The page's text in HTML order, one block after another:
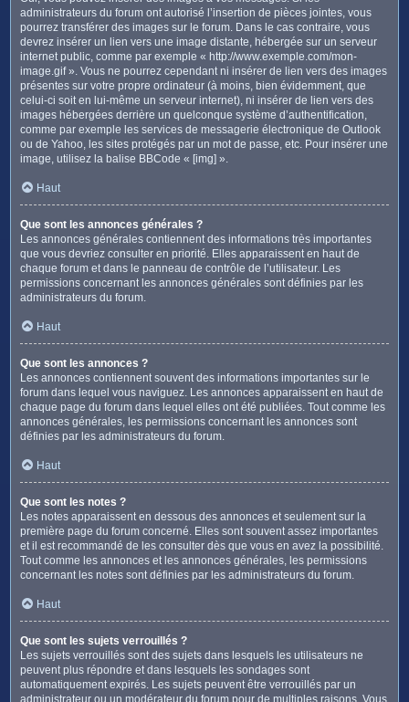
administrateurs du forum ont autorisé l’insertion de pièces jointes, vous
pourrez transférer des images sur le forum. Dans le cas contraire, vous
devrez insérer un lien vers une image distante, hébergée sur un serveur
internet public, comme par exemple « http://www.exemple.com/mon-
image.gif ». Vous ne pourrez cependant ni insérer de lien vers des images
présentes sur votre propre ordinateur (à moins, bien évidemment, que
celui-ci soit en lui-même un serveur internet), ni insérer de lien vers des
images hébergées derrière un quelconque système d’authentification,
comme par exemple les services de messagerie électronique de Outlook
ou de Yahoo, les sites protégés par un mot de passe, etc. Pour insérer une
image, utilisez la balise BBCode « [img] ».
Haut
Que sont les annonces générales ?
Les annonces générales contiennent des informations très importantes
que vous devriez consulter en priorité. Elles apparaissent en haut de
chaque forum et dans le panneau de contrôle de l’utilisateur. Les
permissions concernant les annonces générales sont définies par les
administrateurs du forum.
Haut
Que sont les annonces ?
Les annonces contiennent souvent des informations importantes sur le
forum dans lequel vous naviguez. Les annonces apparaissent en haut de
chaque page du forum dans lequel elles ont été publiées. Tout comme les
annonces générales, les permissions concernant les annonces sont
définies par les administrateurs du forum.
Haut
Que sont les notes ?
Les notes apparaissent en dessous des annonces et seulement sur la
première page du forum concerné. Elles sont souvent assez importantes
et il est recommandé de les consulter dès que vous en avez la possibilité.
Tout comme les annonces et les annonces générales, les permissions
concernant les notes sont définies par les administrateurs du forum.
Haut
Que sont les sujets verrouillés ?
Les sujets verrouillés sont des sujets dans lesquels les utilisateurs ne
peuvent plus répondre et dans lesquels les sondages sont
automatiquement expirés. Les sujets peuvent être verrouillés par un
administrateur ou un modérateur du forum pour de multiples raisons. Vous